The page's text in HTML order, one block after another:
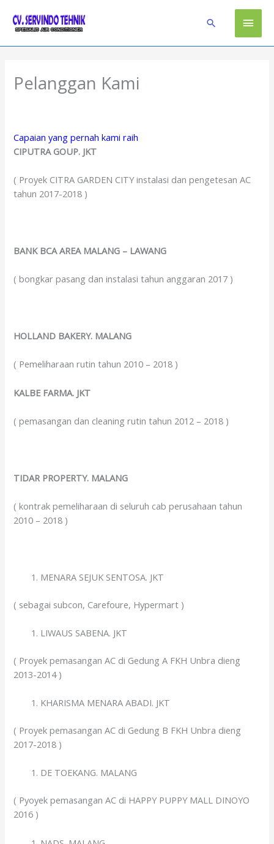
content
Main
Search
Pelanggan Kami
Capaian yang pernah kami raih
CIPUTRA GOUP. JKT
( Proyek CITRA GARDEN CITY instalasi dan pengetesan AC
tahun 2017-2018 )
BANK BCA AREA MALANG – LAWANG
( bongkar pasang dan instalasi tahun anggaran 2017 )
HOLLAND BAKERY. MALANG
( Pemeliharaan rutin tahun 2010 – 2018 )
KALBE FARMA. JKT
( pemasangan dan cleaning rutin tahun 2012 – 2018 )
TIDAR PROPERTY. MALANG
( kontrak pemeliharaan di seluruh cab perusahaan tahun
2010 – 2018 )
MENARA SEJUK SENTOSA. JKT
( sebagai subcon, Carefoure, Hypermart )
LIWAUS SABENA. JKT
( Proyek pemasangan AC di Gedung A FKH Unbra dieng
2013-2014 )
KHARISMA MENARA ABADI. JKT
( Proyek pemasangan AC di Gedung B FKH Unbra dieng
2017-2018 )
DE TOEKANG. MALANG
( Pyoyek pemasangan AC di HAPPY PUPPY MALL DINOYO
2016 )